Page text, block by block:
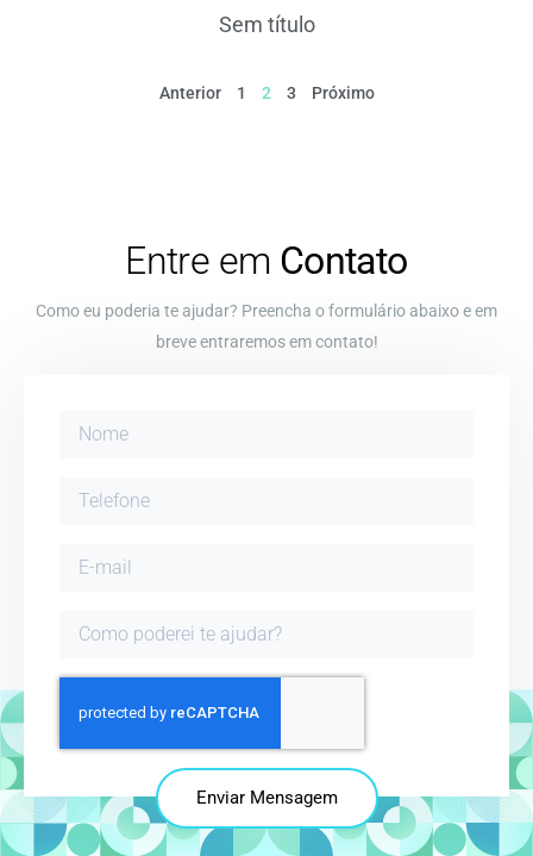
Sem título
Anterior 1 2 3 Próximo
Entre em Contato
Como eu poderia te ajudar? Preencha o formulário abaixo e em
breve entraremos em contato!
Enviar Mensagem